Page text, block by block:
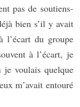
pas de soutiens-
bien s’il y avait
l’écart du groupe
à l’écart, je
voulais quelque
m’avait entouré